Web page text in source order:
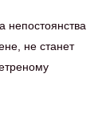
непостоянства
не станет